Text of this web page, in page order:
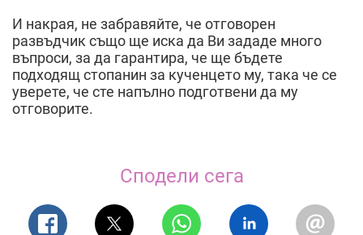
И накрая, не забравяйте, че отговорен
развъдчик също ще иска да Ви зададе много
въпроси, за да гарантира, че ще бъдете
подходящ стопанин за кученцето му, така че се
уверете, че сте напълно подготвени да му
отговорите.
Сподели сега